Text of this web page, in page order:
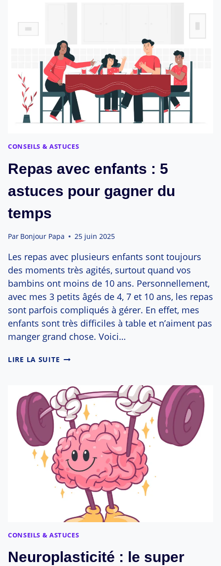
ENFANTS
POUR
JARDIN ?
CONSEILS & ASTUCES
Repas avec enfants : 5
astuces pour gagner du
temps
Par Bonjour Papa 25 juin 2025
Les repas avec plusieurs enfants sont toujours
des moments très agités, surtout quand vos
bambins ont moins de 10 ans. Personnellement,
avec mes 3 petits âgés de 4, 7 et 10 ans, les repas
sont parfois compliqués à gérer. En effet, mes
enfants sont très difficiles à table et n’aiment pas
manger grand chose. Voici…
LIRE LA SUITE REPAS
:
ASTUCES
POUR
GAGNER
DU
TEMPS
CONSEILS & ASTUCES
Neuroplasticité : le super